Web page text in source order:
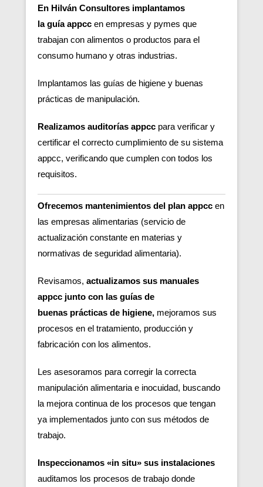
En Hilván Consultores implantamos
la guía appcc en empresas y pymes que
trabajan con alimentos o productos para el
consumo humano y otras industrias.
Implantamos las guías de higiene y buenas
prácticas de manipulación.
Realizamos auditorías appcc para verificar y
certificar el correcto cumplimiento de su sistema
appcc, verificando que cumplen con todos los
requisitos.
Ofrecemos mantenimientos del plan appcc en
las empresas alimentarias (servicio de
actualización constante en materias y
normativas de seguridad alimentaria).
Revisamos, actualizamos sus manuales
appcc junto con las guías de
buenas prácticas de higiene, mejoramos sus
procesos en el tratamiento, producción y
fabricación con los alimentos.
Les asesoramos para corregir la correcta
manipulación alimentaria e inocuidad, buscando
la mejora continua de los procesos que tengan
ya implementados junto con sus métodos de
trabajo.
Inspeccionamos «in situ» sus instalaciones
auditamos los procesos de trabajo donde